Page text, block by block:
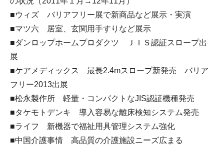
■ウィズ バリアフリー展で新商品など展示・実演
■マツ六 居室、玄関用手すりなど展示
■ダンロップホームプロダクツ ＪＩＳ認証スロープ出
展
■ケアメディックス 最長2.4mスロープ新発売 バリア
フリー2013出展
■松永製作所 軽量・コンパクトなJIS認証機種発売
■タケモトデンキ 導入容易な離床検知システム発売
■ライフ 新機器で福祉用具管理システム強化
■中国介護事情 高品質の介護施設ニーズ広まる